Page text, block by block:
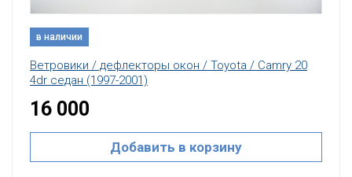
в наличии
Ветровики / дефлекторы окон / Toyota / Camry 20
4dr седан (1997-2001)
16 000
Добавить в корзину